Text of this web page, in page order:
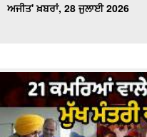
ਅਜੀਤ' ਖ਼ਬਰਾਂ, 28 ਜੁਲਾਈ 2026